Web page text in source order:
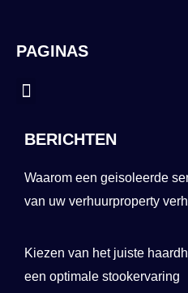
PAGINAS
Menu
BERICHTEN
Waarom een geisoleerde
van uw verhuurproperty
Kiezen van het juiste
een optimale stookervaring